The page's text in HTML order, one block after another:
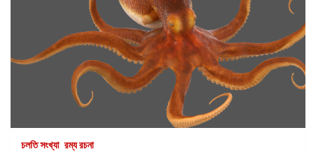
চলতি সংখ্যা রম্য রচনা